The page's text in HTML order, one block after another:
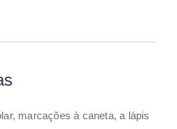
marcações à caneta, a lápis